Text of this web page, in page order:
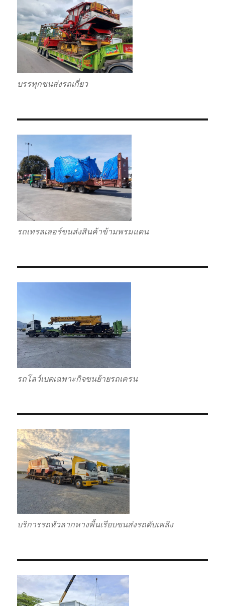
บรรทุกขนส่งรถเกี่ยว
รถเทรลเลอร์ขนส่งสินค้าข้ามพรมแดน
รถโลว์เบดเฉพาะกิจขนย้ายรถเครน
บริการรถหัวลากหางพื้นเรียบขนส่งรถดับเพลิง